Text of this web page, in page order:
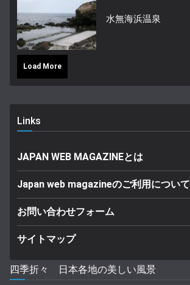
水無海浜温泉
Load More
Links
JAPAN WEB MAGAZINEとは
Japan web magazineのご利用について
お問い合わせフォーム
サイトマップ
四季折々 日本各地の美しい風景